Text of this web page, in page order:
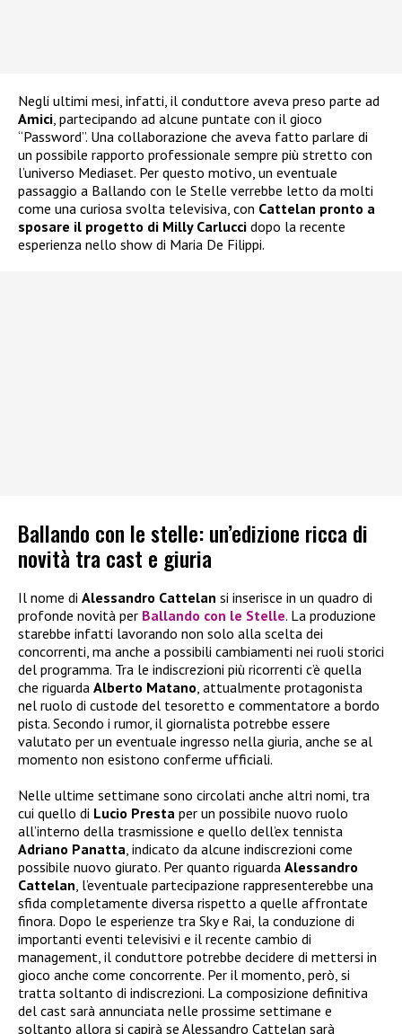
Negli ultimi mesi, infatti, il conduttore aveva preso parte ad
Amici, partecipando ad alcune puntate con il gioco
“Password”. Una collaborazione che aveva fatto parlare di
un possibile rapporto professionale sempre più stretto con
l’universo Mediaset. Per questo motivo, un eventuale
passaggio a Ballando con le Stelle verrebbe letto da molti
come una curiosa svolta televisiva, con Cattelan pronto a
sposare il progetto di Milly Carlucci dopo la recente
esperienza nello show di Maria De Filippi.
Ballando con le stelle: un’edizione ricca di
novità tra cast e giuria
Il nome di Alessandro Cattelan si inserisce in un quadro di
profonde novità per Ballando con le Stelle. La produzione
starebbe infatti lavorando non solo alla scelta dei
concorrenti, ma anche a possibili cambiamenti nei ruoli storici
del programma. Tra le indiscrezioni più ricorrenti c’è quella
che riguarda Alberto Matano , attualmente protagonista
nel ruolo di custode del tesoretto e commentatore a bordo
pista. Secondo i rumor, il giornalista potrebbe essere
valutato per un eventuale ingresso nella giuria, anche se al
momento non esistono conferme ufficiali.
Nelle ultime settimane sono circolati anche altri nomi, tra
cui quello di Lucio Presta per un possibile nuovo ruolo
all’interno della trasmissione e quello dell’ex tennista
Adriano Panatta , indicato da alcune indiscrezioni come
possibile nuovo giurato. Per quanto riguarda Alessandro
Cattelan , l’eventuale partecipazione rappresenterebbe una
sfida completamente diversa rispetto a quelle affrontate
finora. Dopo le esperienze tra Sky e Rai, la conduzione di
importanti eventi televisivi e il recente cambio di
management, il conduttore potrebbe decidere di mettersi in
gioco anche come concorrente. Per il momento, però, si
tratta soltanto di indiscrezioni. La composizione definitiva
del cast sarà annunciata nelle prossime settimane e
soltanto allora si capirà se Alessandro Cattelan sarà